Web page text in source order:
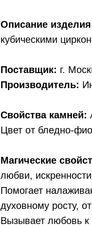
Описание
кубическими
Поставщик: г.
Производитель:
Свойства камней:
Цвет от бледно-
Магические
любви,
Помогает
духовному росту,
Вызывает любовь к